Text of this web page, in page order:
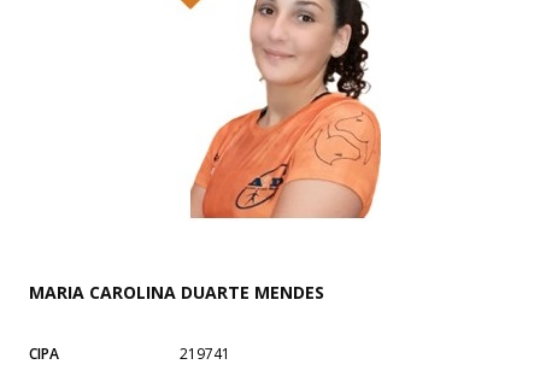
MARIA CAROLINA DUARTE MENDES
CIPA
219741